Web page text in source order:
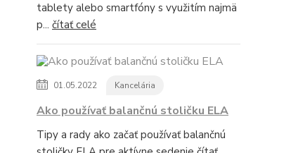
tablety alebo smartfóny s využitím najmä
p... čítať celé
01.05.2022 Kancelária
Ako používať balančnú stoličku ELA
Tipy a rady ako začať používať balančnú